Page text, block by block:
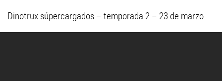
Dinotrux súpercargados – temporada 2 – 23 de marzo